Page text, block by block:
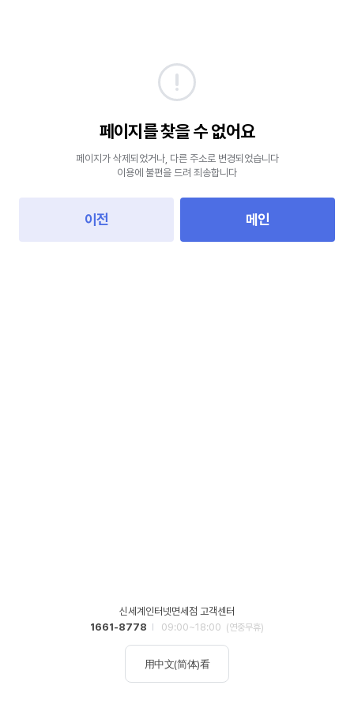
페이지를 찾을 수 없어요
페이지가 삭제되었거나, 다른 주소로 변경되었습니다
이용에 불편을 드려 죄송합니다
이전 메인
신세계인터넷면세점 고객센터
1661-8778
09:00~18:00 (연중무휴)
用中文(简体)看